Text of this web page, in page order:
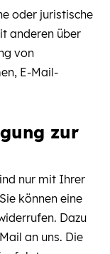
oder juristische
anderen über
von
E-Mail-
zur
nur mit Ihrer
können eine
Dazu
an uns. Die